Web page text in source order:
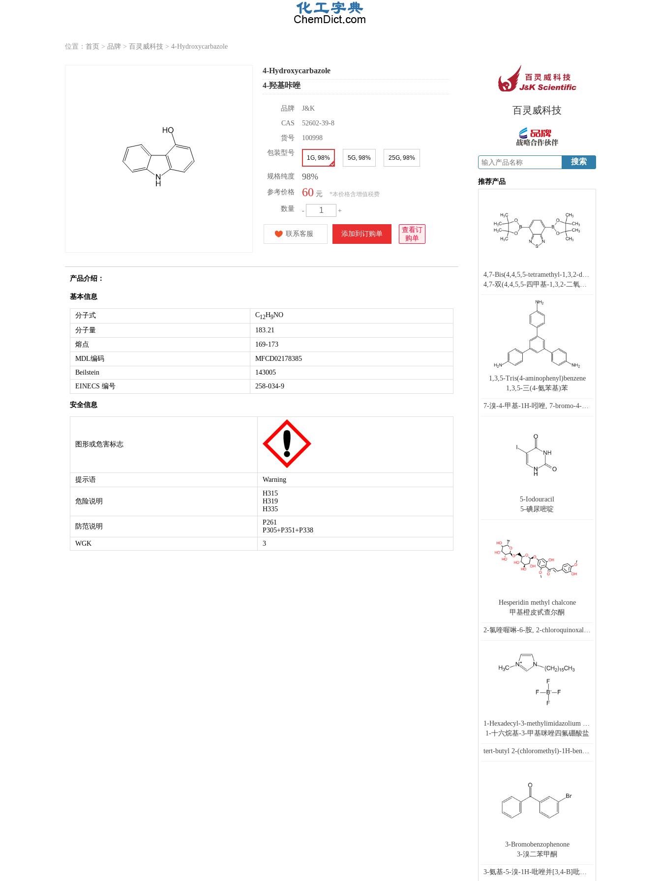
位置： 首页 > 品牌 > 百灵威科技 > 4-Hydroxycarbazole
4-Hydroxycarbazole
4-羟基咔唑
品牌
J&K
CAS
52602-39-8
货号
100998
包装型号
1G, 98% 5G, 98% 25G, 98%
规格纯度 98%
参考价格 60 元 *本价格含增值税费
数量 - +
联系客服 添加到订购单
查看订
购单
产品介绍：
基本信息
分子式 C12H9NO
分子量
183.21
熔点
169-173
MDL编码
MFCD02178385
Beilstein
143005
EINECS 编号
258-034-9
安全信息
图形或危害标志
提示语 Warning
危险说明
H315
H319
H335
防范说明
P261
P305+P351+P338
WGK
3
百灵威科技
推荐产品
4,7-Bis(4,4,5,5-tetramethyl-1,3,2-dioxaborolan-2-yl)-2,1,3-benzothiadiazole
4,7-双(4,4,5,5-四甲基-1,3,2-二氧杂戊硼烷-2-基)-2,1,3-苯并噻二唑
1,3,5-Tris(4-aminophenyl)benzene
1,3,5-三(4-氨苯基)苯
5-Iodouracil
5-碘尿嘧啶
Hesperidin methyl chalcone
甲基橙皮甙查尔酮
1-十六烷基-3-甲基咪唑四氟硼酸盐
3-Bromobenzophenone
3-溴二苯甲酮